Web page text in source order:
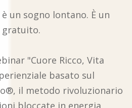
un sogno lontano. È un
gratuito.
"Cuore Ricco, Vita
basato sul
il metodo rivoluzionario
bloccate in energia